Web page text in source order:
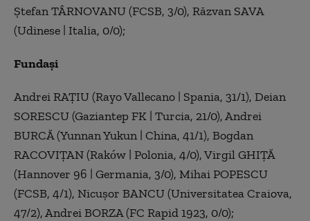
Ștefan TÂRNOVANU (FCSB, 3/0), Răzvan SAVA
(Udinese | Italia, 0/0);
Fundași
Andrei RAȚIU (Rayo Vallecano | Spania, 31/1), Deian
SORESCU (Gaziantep FK | Turcia, 21/0), Andrei
BURCĂ (Yunnan Yukun | China, 41/1), Bogdan
RACOVIȚAN (Raków | Polonia, 4/0), Virgil GHIȚĂ
(Hannover 96 | Germania, 3/0), Mihai POPESCU
(FCSB, 4/1), Nicușor BANCU (Universitatea Craiova,
47/2), Andrei BORZA (FC Rapid 1923, 0/0);